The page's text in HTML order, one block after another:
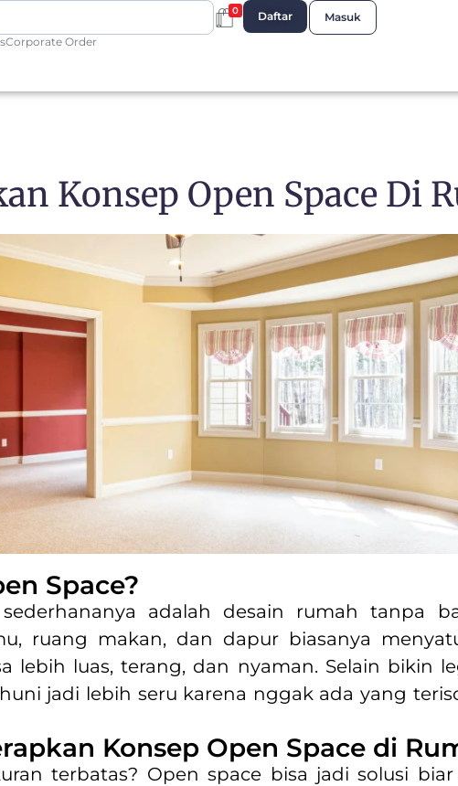
0 Daftar
Masuk
Corporate Order
Konsep Open Space Di
Space?
adalah desain rumah tanpa
ruang makan, dan dapur biasanya
lebih luas, terang, dan nyaman. Selain bikin
jadi lebih seru karena nggak ada yang
Konsep Open Space di
terbatas? Open space bisa jadi solusi